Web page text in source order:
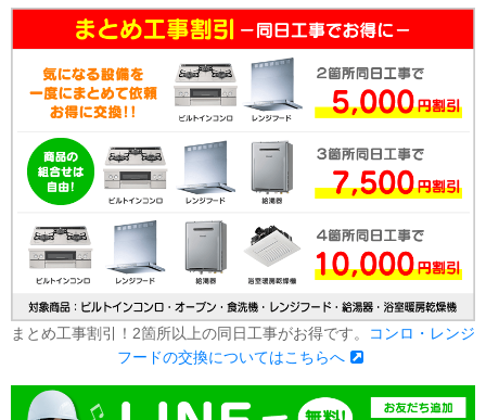
まとめ工事割引！2箇所以上の同日工事がお得です。
コンロ・レンジ
フードの交換についてはこちらへ